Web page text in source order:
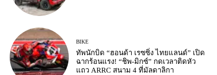
BIKE
ทัพนักบิด “ฮอนด้า เรซซิ่ง ไทยแลนด์” เปิด
ฉากร้อนแรง! “ชิพ-มิกซ์” กดเวลาติดหัว
แถว ARRC สนาม 4 ที่มัลดาลิกา